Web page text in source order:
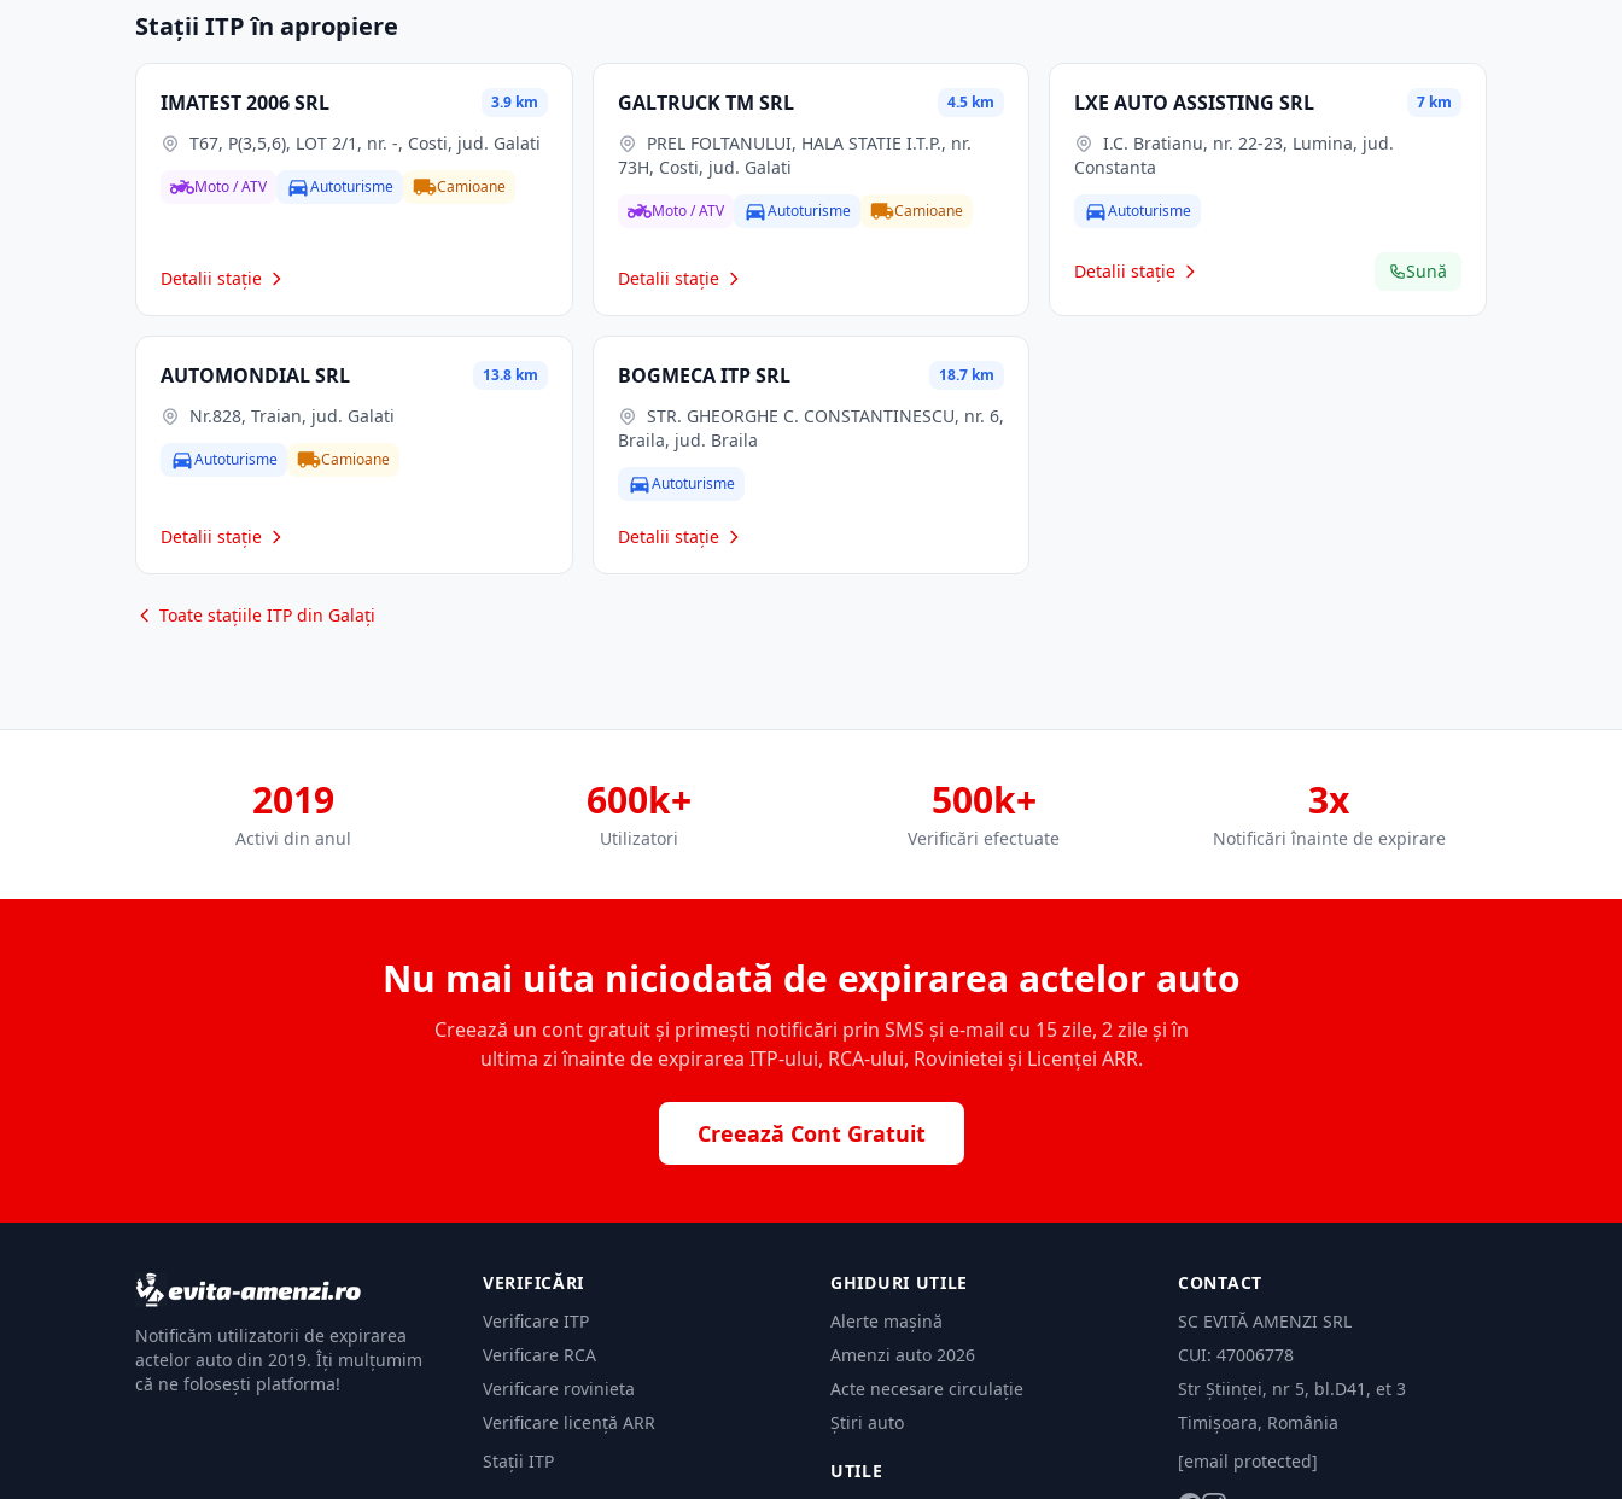
Stații ITP în apropiere
IMATEST 2006 SRL 3.9 km
T67, P(3,5,6), LOT 2/1, nr. -, Costi, jud. Galati
Moto / ATV Autoturisme Camioane
Detalii stație
GALTRUCK TM SRL 4.5 km
73H, Costi, jud. Galati
Moto / ATV Autoturisme Camioane
Detalii stație
LXE AUTO ASSISTING SRL 7 km
I.C. Bratianu, nr. 22-23, Lumina, jud.
Constanta
Autoturisme
Detalii stație Sună
AUTOMONDIAL SRL 13.8 km
Nr.828, Traian, jud. Galati
Autoturisme Camioane
Detalii stație
BOGMECA ITP SRL 18.7 km
Braila, jud. Braila
Autoturisme
Detalii stație
Toate stațiile ITP din Galați
2019
Activi din anul
600k+
Utilizatori
500k+
Verificări efectuate
3x
Notificări înainte de expirare
Nu mai uita niciodată de expirarea actelor auto
Creează un cont gratuit și primești notificări prin SMS și e-mail cu 15 zile, 2 zile și în
ultima zi înainte de expirarea ITP-ului, RCA-ului, Rovinietei și Licenței ARR.
Creează Cont Gratuit
Notificăm utilizatorii de expirarea
actelor auto din 2019. Îți mulțumim
că ne folosești platforma!
VERIFICĂRI
Verificare ITP
Verificare RCA
Verificare rovinieta
Verificare licență ARR
Stații ITP
GHIDURI UTILE
Alerte mașină
Amenzi auto 2026
Acte necesare circulație
Știri auto
UTILE
CONTACT
SC EVITĂ AMENZI SRL
CUI: 47006778
Str Științei, nr 5, bl.D41, et 3
Timișoara, România
[email protected]